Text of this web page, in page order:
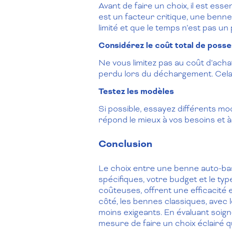
Avant de faire un choix, il est
est un facteur critique, une
limité et que le temps n’est pas
Considérez le coût total de
Ne vous limitez pas au coût
perdu lors du déchargement.
Testez les modèles
Si possible, essayez différents
répond le mieux à vos besoins et
Conclusion
Le choix entre une benne auto-
spécifiques, votre budget et le
coûteuses, offrent une efficacité
côté, les bennes classiques,
moins exigeants. En évaluant
mesure de faire un choix éclairé